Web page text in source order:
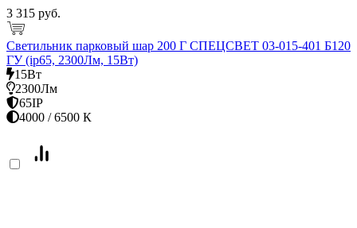
3 315 руб.
Светильник парковый шар 200 Г СПЕЦСВЕТ 03-015-401 Б120
ГУ (ip65, 2300Лм, 15Вт)
15Вт
2300Лм
65IP
4000 / 6500 К